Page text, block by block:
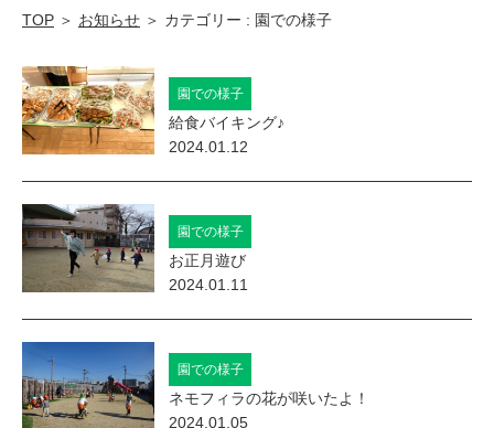
つ
ど
TOP ＞ お知らせ ＞ カテゴリー : 園での様子
園での様子
給食バイキング♪
2024.01.12
園での様子
お正月遊び
2024.01.11
園での様子
ネモフィラの花が咲いたよ！
2024.01.05